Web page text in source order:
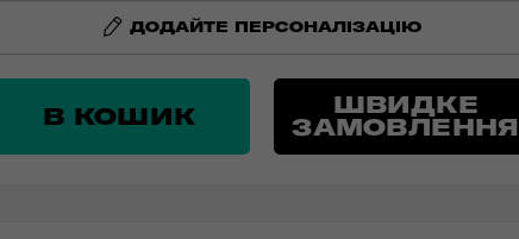
ДОДАЙТЕ ПЕРСОНАЛІЗАЦІЮ
В КОШИК ШВИДКЕ
ЗАМОВЛЕННЯ